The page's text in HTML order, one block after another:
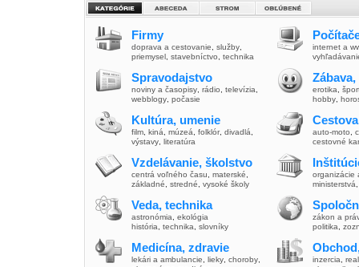
Firmy
doprava a cestovanie služby
priemysel stavebníctvo technika
Spravodajstvo
noviny a časopisy rádio televízia
webblogy počasie
Kultúra, umenie
film kiná múzeá folklór, divadlá
výstavy literatúra
Vzdelávanie, školstvo
centrá voľného času materské
základné
stredné vysoké školy
Veda, technika
astronómia
ekológia
história
technika slovníky
Medicína, zdravie
lekári a ambulancie lieky choroby
internet a
erotika
hobby
auto-moto
cestovné
organizácie
ministerstvá
zákon a
politika
inzercia